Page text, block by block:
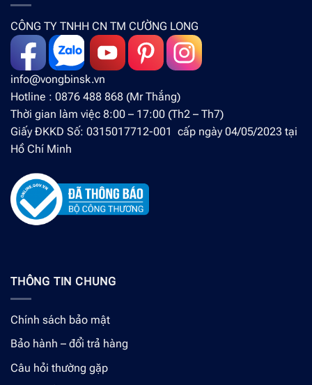
CÔNG TY TNHH CN TM CƯỜNG LONG
info@vongbinsk.vn
Hotline : 0876 488 868 (Mr Thắng)
Thời gian làm việc 8:00 – 17:00 (Th2 – Th7)
Giấy ĐKKD Số: 0315017712-001 cấp ngày 04/05/2023 tại
Hồ Chí Minh
THÔNG TIN CHUNG
Chính sách bảo mật
Bảo hành – đổi trả hàng
Câu hỏi thường gặp